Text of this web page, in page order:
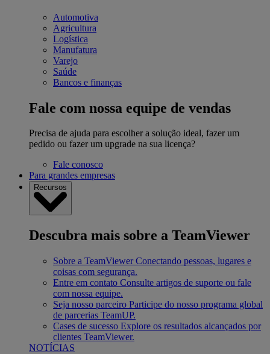
Automotiva
Agricultura
Logística
Manufatura
Varejo
Saúde
Bancos e finanças
Fale com nossa equipe de vendas
Precisa de ajuda para escolher a solução ideal, fazer um
pedido ou fazer um upgrade na sua licença?
Fale conosco
Para grandes empresas
Recursos
Descubra mais sobre a TeamViewer
Sobre a TeamViewer Conectando pessoas, lugares e
coisas com segurança.
Entre em contato Consulte artigos de suporte ou fale
com nossa equipe.
Seja nosso parceiro Participe do nosso programa global
de parcerias TeamUP.
Cases de sucesso Explore os resultados alcançados por
clientes TeamViewer.
NOTÍCIAS